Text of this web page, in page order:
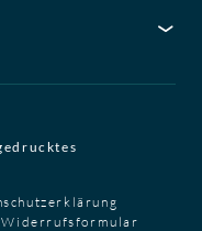
Widerrufsformular